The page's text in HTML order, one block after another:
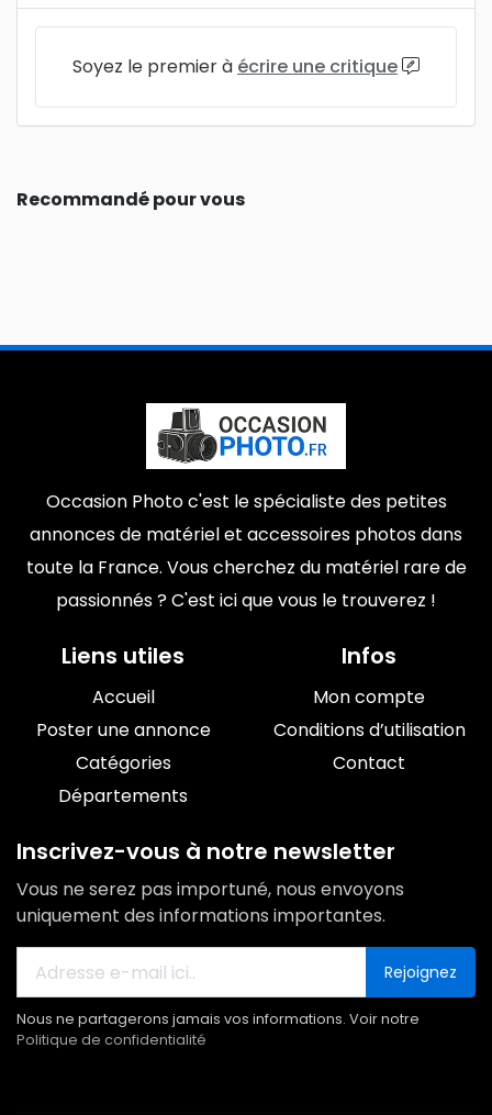
Soyez le premier à écrire une critique
Recommandé pour vous
Occasion Photo c'est le spécialiste des petites
annonces de matériel et accessoires photos dans
toute la France. Vous cherchez du matériel rare de
passionnés ? C'est ici que vous le trouverez !
Liens utiles
Accueil
Poster une annonce
Catégories
Départements
Infos
Mon compte
Conditions d’utilisation
Contact
Inscrivez-vous à notre newsletter
Vous ne serez pas importuné, nous envoyons
uniquement des informations importantes.
Rejoignez
Nous ne partagerons jamais vos informations. Voir notre
Politique de confidentialité